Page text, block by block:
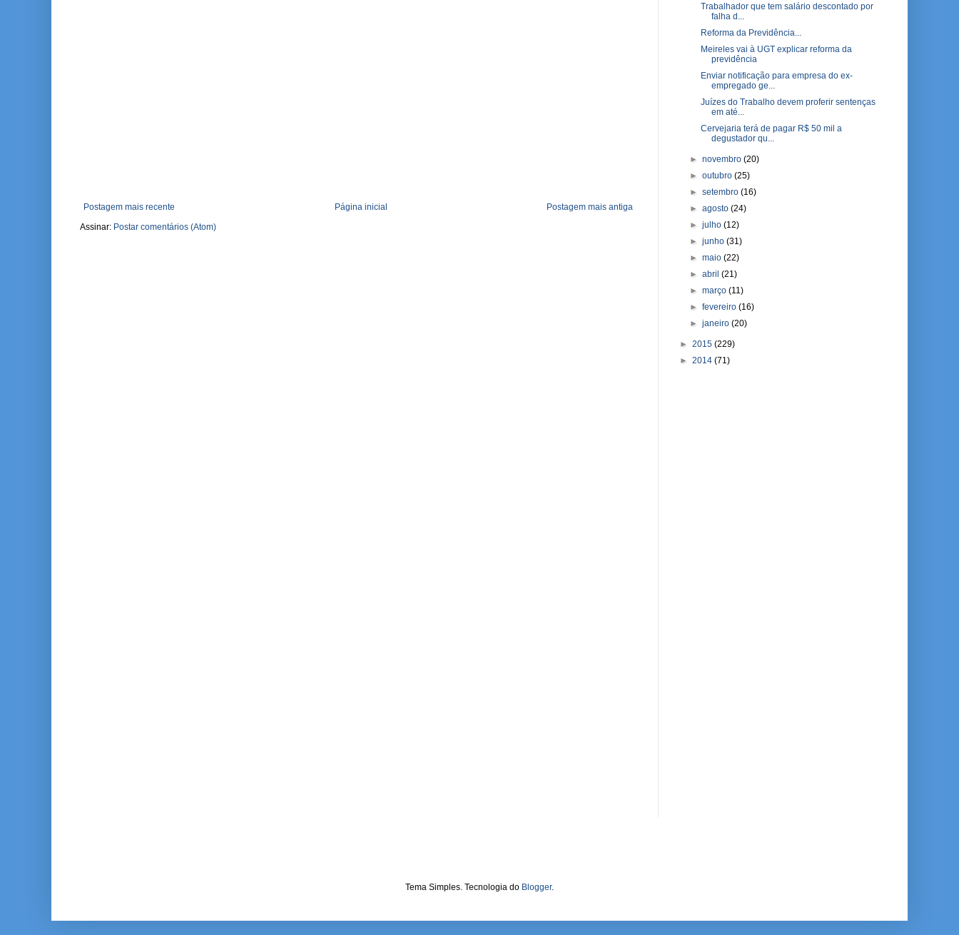
Postagem mais recente Postagem mais antiga
Página inicial
Assinar: Postar comentários (Atom)
Trabalhador que tem salário descontado por
falha d...
Reforma da Previdência...
Meireles vai à UGT explicar reforma da
previdência
Enviar notificação para empresa do ex-
empregado ge...
Juízes do Trabalho devem proferir sentenças
em até...
Cervejaria terá de pagar R$ 50 mil a
degustador qu...
►novembro(20)
►outubro(25)
►setembro(16)
►agosto(24)
►julho(12)
►junho(31)
►maio(22)
►abril(21)
►março(11)
►fevereiro(16)
►janeiro(20)
► 2015 (229)
► 2014 (71)
Tema Simples. Tecnologia do Blogger.